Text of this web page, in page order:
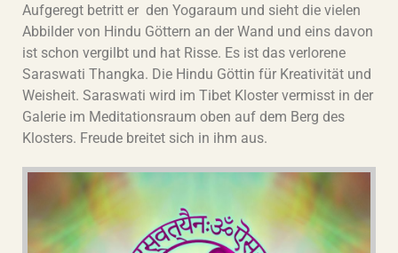
Aufgeregt betritt er den Yogaraum und sieht die vielen
Abbilder von Hindu Göttern an der Wand und eins davon
ist schon vergilbt und hat Risse. Es ist das verlorene
Saraswati Thangka. Die Hindu Göttin für Kreativität und
Weisheit. Saraswati wird im Tibet Kloster vermisst in der
Galerie im Meditationsraum oben auf dem Berg des
Klosters. Freude breitet sich in ihm aus.